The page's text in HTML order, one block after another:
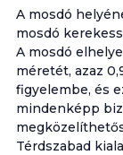
A mosdó
mosdó
A mosdó
méretét, azaz
figyelembe, és
mindenképp
Térdszabad